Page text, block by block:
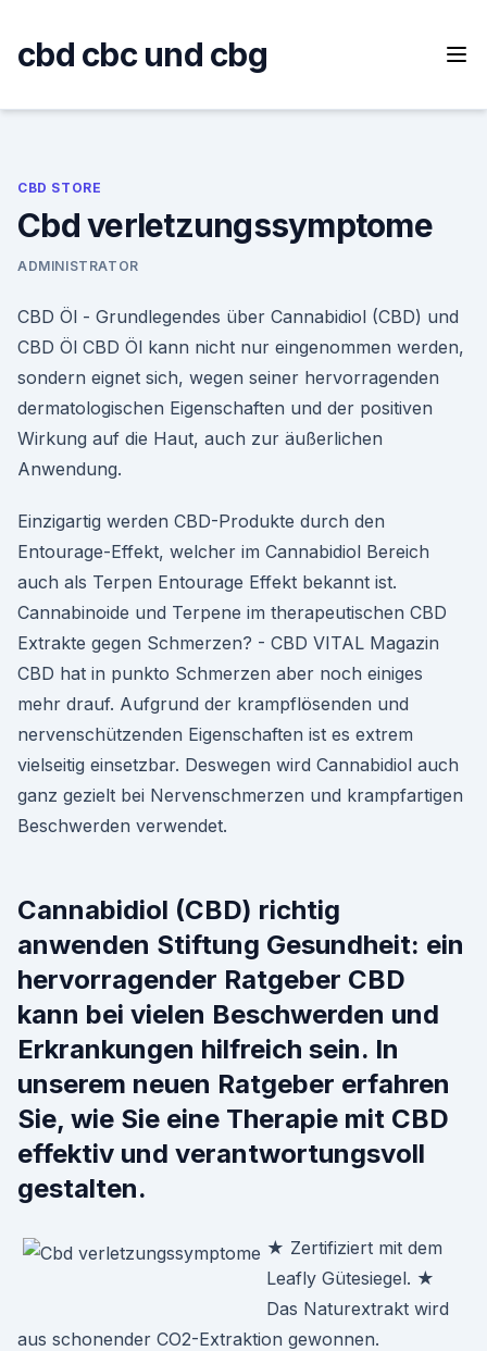
content
cbd cbc und cbg
CBD STORE
Cbd verletzungssymptome
ADMINISTRATOR
CBD Öl - Grundlegendes über Cannabidiol (CBD) und
CBD Öl CBD Öl kann nicht nur eingenommen werden,
sondern eignet sich, wegen seiner hervorragenden
dermatologischen Eigenschaften und der positiven
Wirkung auf die Haut, auch zur äußerlichen
Anwendung.
Einzigartig werden CBD-Produkte durch den
Entourage-Effekt, welcher im Cannabidiol Bereich
auch als Terpen Entourage Effekt bekannt ist.
Cannabinoide und Terpene im therapeutischen CBD
Extrakte gegen Schmerzen? - CBD VITAL Magazin
CBD hat in punkto Schmerzen aber noch einiges
mehr drauf. Aufgrund der krampflösenden und
nervenschützenden Eigenschaften ist es extrem
vielseitig einsetzbar. Deswegen wird Cannabidiol auch
ganz gezielt bei Nervenschmerzen und krampfartigen
Beschwerden verwendet.
Cannabidiol (CBD) richtig
anwenden Stiftung Gesundheit: ein
hervorragender Ratgeber CBD
kann bei vielen Beschwerden und
Erkrankungen hilfreich sein. In
unserem neuen Ratgeber erfahren
Sie, wie Sie eine Therapie mit CBD
effektiv und verantwortungsvoll
gestalten.
★ Zertifiziert mit dem
Leafly Gütesiegel. ★
Das Naturextrakt wird
aus schonender CO2-Extraktion gewonnen.